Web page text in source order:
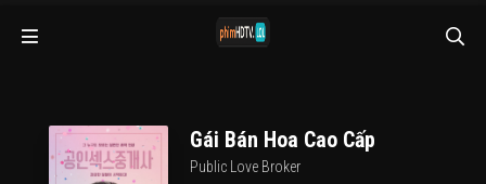
Gái Bán Hoa Cao Cấp
Public Love Broker